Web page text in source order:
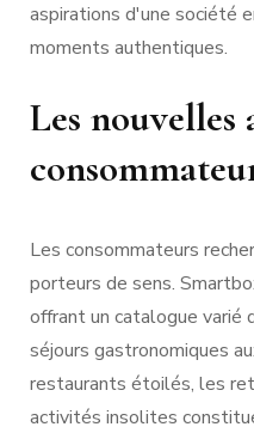
aspirations d'une société
moments authentiques.
Les nouvelles
Les consommateurs
porteurs de sens.
offrant un catalogue varié
séjours gastronomiques
restaurants étoilés, les
activités insolites